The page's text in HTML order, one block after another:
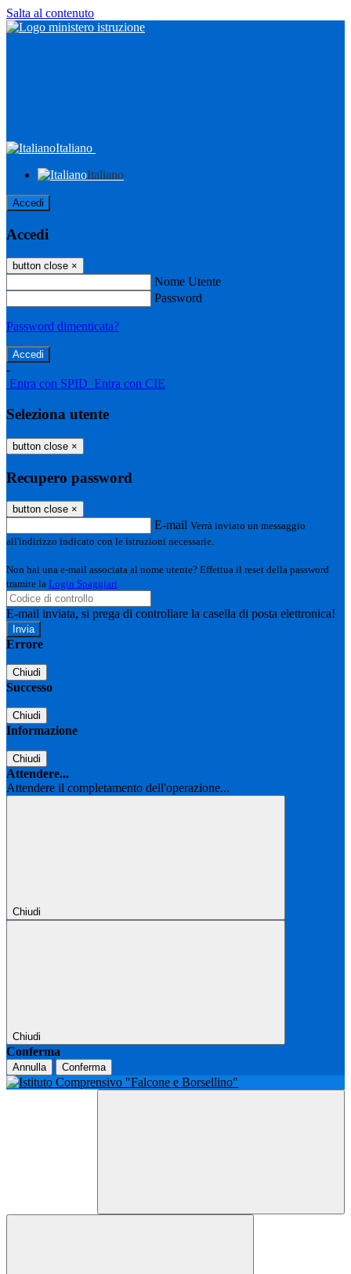
Salta al contenuto
Italiano
Italiano
Accedi
Accedi
button close ×
Nome Utente
Password
Password dimenticata?
-
Entra con SPID Entra con CIE
Seleziona utente
button close ×
Recupero password
button close ×
E-mail Verrà inviato un messaggio
all'indirizzo indicato con le istruzioni necessarie.
Non hai una e-mail associata al nome utente? Effettua il reset della password
tramite la Login Spaggiari
E-mail inviata, si prega di controllare la casella di posta elettronica!
Errore
Chiudi
Successo
Chiudi
Informazione
Chiudi
Attendere...
Attendere il completamento dell'operazione...
Chiudi
Chiudi
Conferma
Annulla Conferma